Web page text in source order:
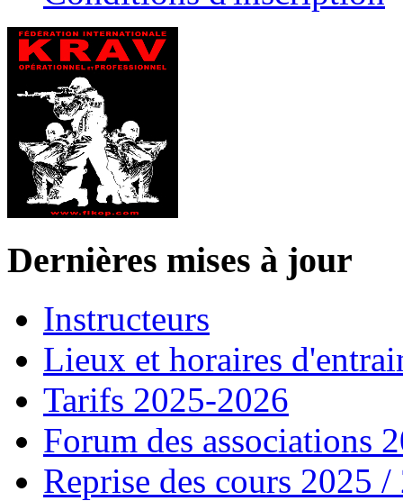
Dernières mises à jour
Instructeurs
Lieux et horaires
Tarifs 2025-2026
Forum des associations
Reprise des cours 2025 /